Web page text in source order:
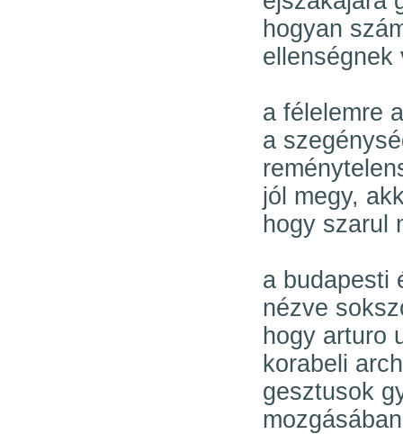
hogyan
ellenségnek
a félelemre
a
jól megy,
hogy szarul
a budapesti
nézve
hogy arturo
korabeli
gesztusok